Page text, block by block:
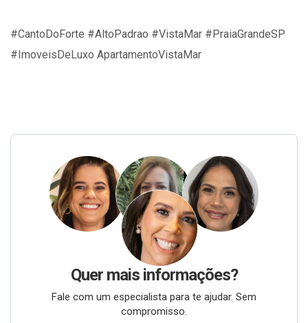
#CantoDoForte #AltoPadrao #VistaMar #PraiaGrandeSP
#ImoveisDeLuxo ApartamentoVistaMar
Quer mais informações?
Fale com um especialista para te ajudar. Sem
compromisso.